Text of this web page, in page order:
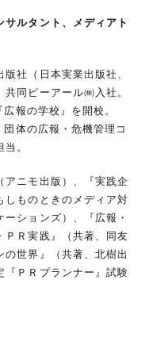
サルタント、メディアト
社（日本実業出版社、
同ピーアール㈱入社。
報の学校』を開校。
体の広報・危機管理コ
。
アニモ出版）、『実践企
しものときのメディア対
ションズ）、『広報・
ＰＲ実践』（共著、同友
世界』（共著、北樹出
『ＰＲプランナー』試験